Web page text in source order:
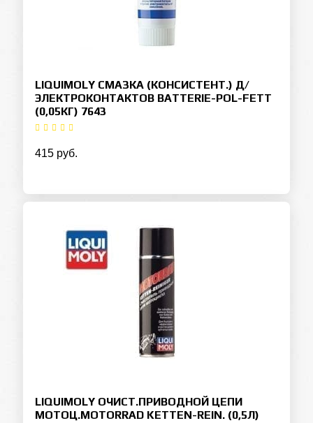
LIQUIMOLY СМАЗКА (КОНСИСТЕНТ.) Д/
ЭЛЕКТРОКОНТАКТОВ BATTERIE-POL-FETT
(0,05КГ) 7643
415 руб.
LIQUIMOLY ОЧИСТ.ПРИВОДНОЙ ЦЕПИ
МОТОЦ.MOTORRAD KETTEN-REIN. (0,5Л)